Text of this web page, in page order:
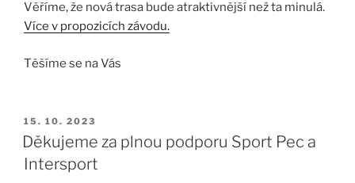
Věříme, že nová trasa bude atraktivnější než ta minulá.
Více v propozicích závodu.
Těšíme se na Vás
PUBLIKOVÁNO
15. 10. 2023
Děkujeme za plnou podporu Sport Pec a
Intersport